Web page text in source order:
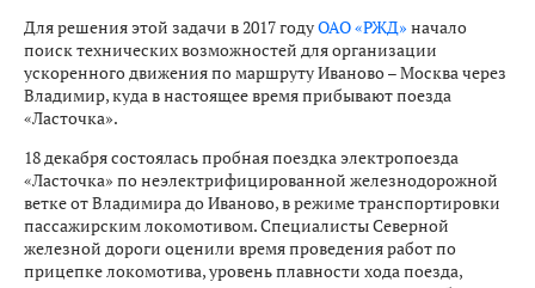
Для решения этой задачи в 2017 годуОАО «РЖД» начало
поиск технических возможностей для организации
ускоренного движения по маршруту Иваново – Москва через
Владимир, куда в настоящее время прибывают поезда
«Ласточка».
18 декабря состоялась пробная поездка электропоезда
«Ласточка» по неэлектрифицированной железнодорожной
ветке от Владимира до Иваново, в режиме транспортировки
пассажирским локомотивом. Специалисты Северной
железной дороги оценили время проведения работ по
прицепке локомотива, уровень плавности хода поезда,